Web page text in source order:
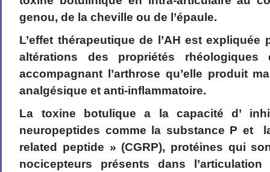
genou, de la cheville ou de l’épaule.
L’effet thérapeutique de l’AH est expliquée
altérations des propriétés
accompagnant l’arthrose qu’elle produit
analgésique et anti-inflammatoire.
La toxine botulique a la capacité d’
neuropeptides comme la substance P et
related peptide » (CGRP), protéines qui
nocicepteurs présents dans